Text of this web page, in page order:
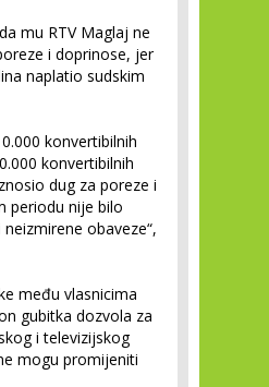
mu RTV Maglaj ne
i doprinose, jer
naplatio sudskim
konvertibilnih
konvertibilnih
dug za poreze i
periodu nije bilo
obaveze“,
među vlasnicima
gubitka dozvola za
i televizijskog
mogu promijeniti